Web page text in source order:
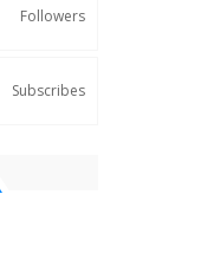
Followers
Subscribes